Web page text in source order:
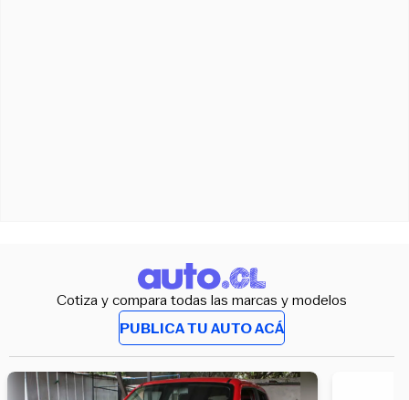
Cotiza y compara todas las marcas y modelos
PUBLICA TU AUTO ACÁ